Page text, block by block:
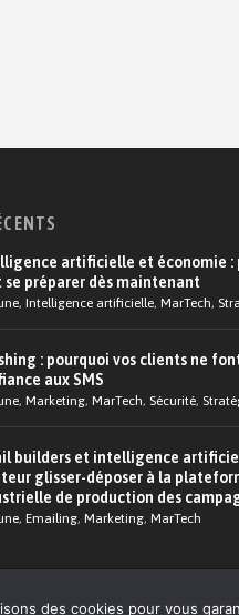
artificielle et économie :
se préparer dès maintenant
,Intelligence artificielle,MarTech,
: pourquoi vos clients ne
aux SMS
,Marketing,MarTech, Sécurité,
builders et intelligence
glisser-déposer à la
de production des
,Emailing,Marketing,MarTech
des cookies pour vous